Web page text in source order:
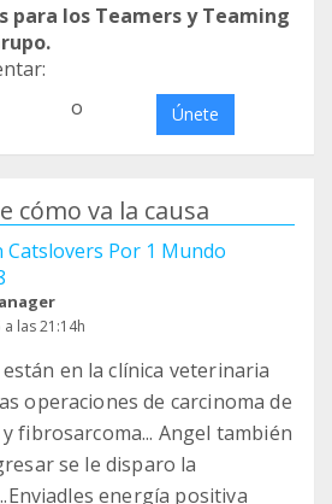
para los Teamers y Teaming
o Únete
cómo va la causa
Catslovers Por 1 Mundo
las 21:14h
están en la clínica veterinaria
operaciones de carcinoma de
fibrosarcoma... Angel también
se le disparo la
energía positiva